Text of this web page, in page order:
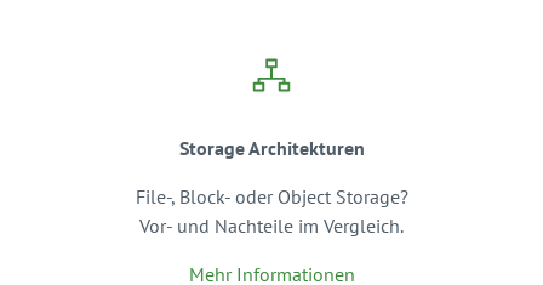
Storage Architekturen
File-, Block- oder Object Storage?
Vor- und Nachteile im Vergleich.
Mehr Informationen